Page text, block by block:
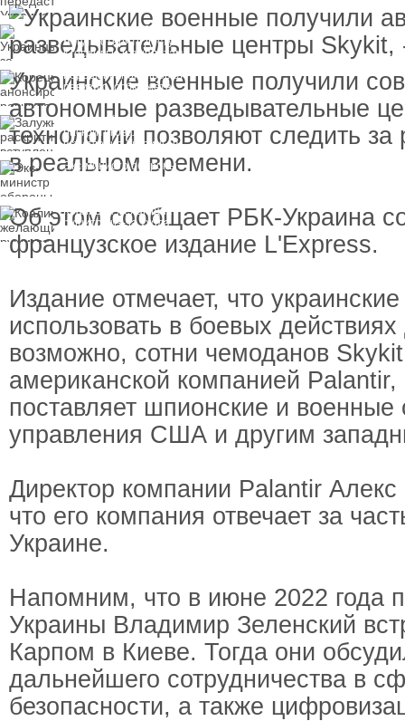
России
Украинцы за рубежом
могут потерять доступ
к госжилью и выплатам
Корецкий анонсировал
ревизию госбюджета
Залужный
раскритиковал
вступление Украины в
НАТО и предлагает
другие варианты
Экс-министр обороны
и бывший секретарь
должность
Коалиция желающих
рушится из-за ухода
сторонников Украины
Украинские военные получили
автономные разведывательные
технологии позволяют следить
в реальном времени.
Об этом сообщает РБК-Украина
французское издание L'Express.
Издание отмечает, что
использовать в боевых действиях
возможно, сотни чемоданов
американской компанией Palantir,
поставляет шпионские и военные
управления США и другим
Директор компании Palantir Алекс
что его компания отвечает за
Украине.
Напомним, что в июне 2022 года
Украины Владимир Зеленский
Карпом в Киеве. Тогда они
дальнейшего сотрудничества в
безопасности, а также